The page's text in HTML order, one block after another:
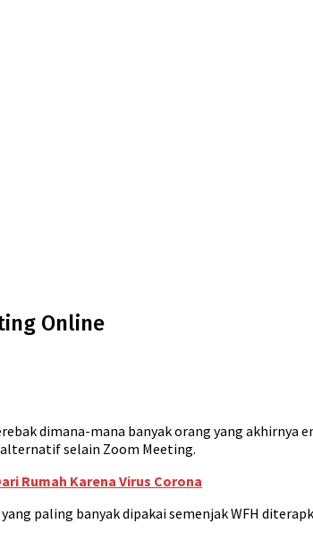
Online
dimana-mana banyak orang yang akhirnya
selain Zoom Meeting.
Rumah Karena Virus Corona
paling banyak dipakai semenjak WFH